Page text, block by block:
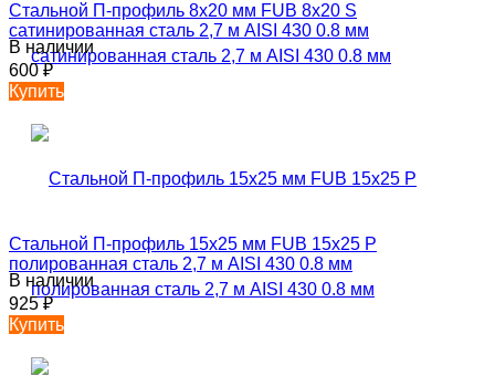
Стальной П-профиль 8х20 мм FUB 8х20 S
сатинированная сталь 2,7 м AISI 430 0.8 мм
В наличии
600₽
Купить
Стальной П-профиль 15х25 мм FUB 15х25 P
полированная сталь 2,7 м AISI 430 0.8 мм
В наличии
925₽
Купить